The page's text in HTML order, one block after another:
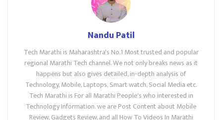
Nandu Patil
Tech Marathi is Maharashtra's No.1 Most trusted and popular
regional Marathi Tech channel. We not only breaks news as it
happens but also gives detailed, in-depth analysis of
Technology, Mobile, Laptops, Smart watch, Social Media etc.
Tech Marathi is For all Marathi People's who interested in
Technology Information. we are Post Content about Mobile
Review, Gadgets Review, and all How To Videos In Marathi